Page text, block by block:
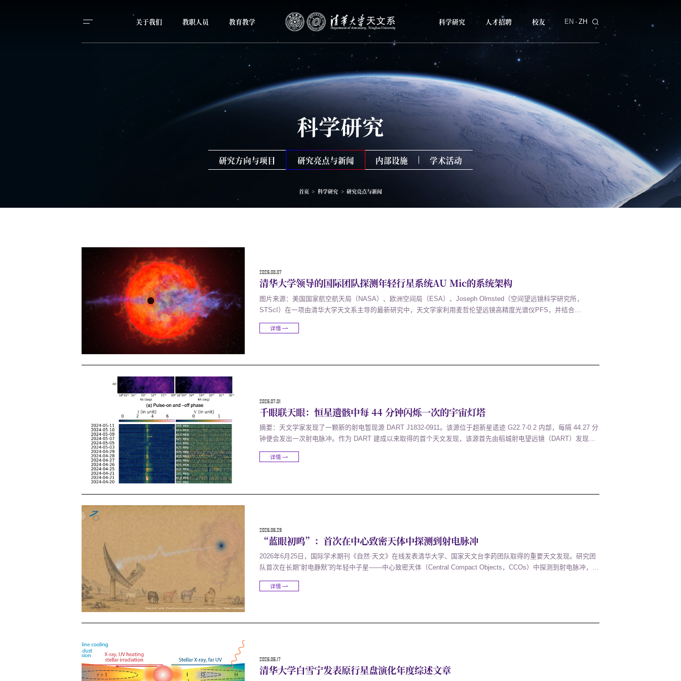
关于我们 教职人员 教育教学 科学研究 人才招聘 校友 EN · ZH
科学研究
研究方向与项目 研究亮点与新闻 内部设施 学术活动
首页 > 科学研究 > 研究亮点与新闻
2026.08.07
清华大学领导的国际团队探测年轻行星系统AU Mic的系统架构
图片来源：美国国家航空航天局（NASA）、欧洲空间局（ESA）、Joseph Olmsted（空间望远镜科学研究所，
STScI）在一项由清华大学天文系主导的最新研究中，天文学家利用麦哲伦望远镜高精度光谱仪PFS，并结合
构。行星的轨道是否与恒星自转方向对齐，是理解行星系统形成和演化历史的重要线索。在太阳系中，行星轨道大体
详情
2026.07.01
千眼联天眼：恒星遗骸中每 44 分钟闪烁一次的宇宙灯塔
摘要：天文学家发现了一颗新的射电暂现源 DART J1832-0911。该源位于超新星遗迹 G22.7-0.2 内部，每隔 44.27 分
钟便会发出一次射电脉冲。作为 DART 建成以来取得的首个天文发现，该源首先由稻城射电望远镜（DART）发现，
团队的判断：该源很可能是一颗年轻的中子星，其超长自转周期可能源于超新星爆发后遗留回落物质对...
详情
2026.06.29
“蓝眼初鸣”：首次在中心致密天体中探测到射电脉冲
2026年6月25日，国际学术期刊《自然·天文》在线发表清华大学、国家天文台李菂团队取得的重要天文发现。研究团
队首次在长期“射电静默”的年轻中子星——中心致密天体（Central Compact Objects，CCOs）中探测到射电脉冲，是
中子星研究的新纪元，并催生了两项诺贝尔物理学奖。然而，在已知的中子星家族中，始终存在一类...
详情
2026.06.17
清华大学白雪宁发表原行星盘演化年度综述文章